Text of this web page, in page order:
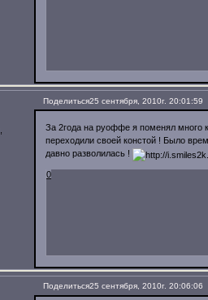
Поделиться25 сентября, 2010г. 20:01:59
За 2года на руоффе я поменял много
переходили своей констой ! Было
давно разволилась !
0
Поделиться25 сентября, 2010г. 20:06:06